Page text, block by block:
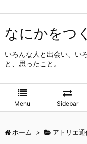
なにかをつ
いろんな人と出会い、い
と、思ったこと。
Menu Sidebar
ホーム > アトリエ通